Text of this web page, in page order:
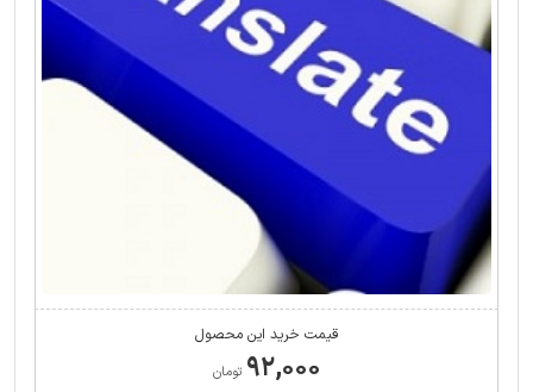
قیمت خرید این محصول
۹۲,۰۰۰ تومان